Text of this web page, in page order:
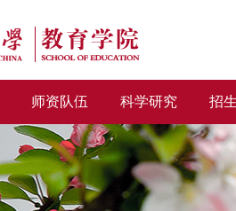
师资队伍 科学研究 招